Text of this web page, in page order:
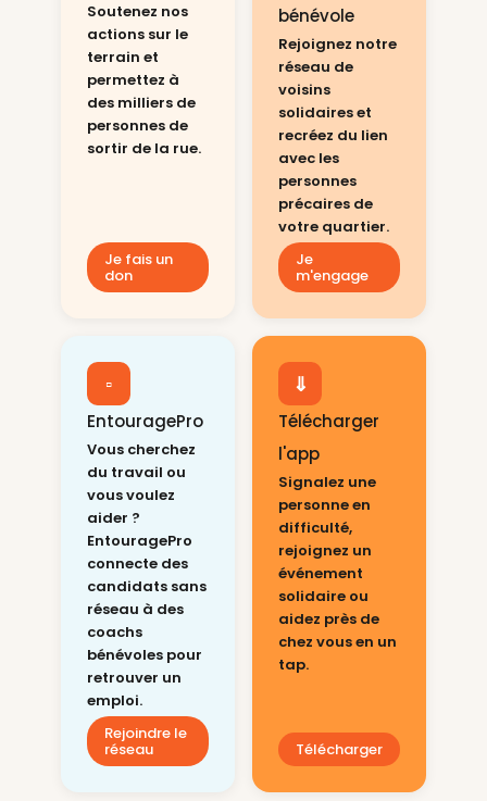
Soutenez nos
actions sur le
terrain et
permettez à
des milliers de
personnes de
sortir de la rue.
Je fais un
don
bénévole
Rejoignez notre
réseau de
voisins
solidaires et
recréez du lien
avec les
personnes
précaires de
votre quartier.
Je
m'engage
▫
EntouragePro
Vous cherchez
du travail ou
vous voulez
aider ?
EntouragePro
connecte des
candidats sans
réseau à des
coachs
bénévoles pour
retrouver un
emploi.
Rejoindre le
réseau
⇓
Télécharger
l'app
Signalez une
personne en
difficulté,
rejoignez un
événement
solidaire ou
aidez près de
chez vous en un
tap.
Télécharger